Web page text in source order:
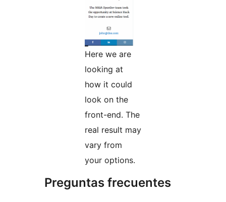
Here we are
looking at
how it could
look on the
front-end. The
real result may
vary from
your options.
Preguntas frecuentes